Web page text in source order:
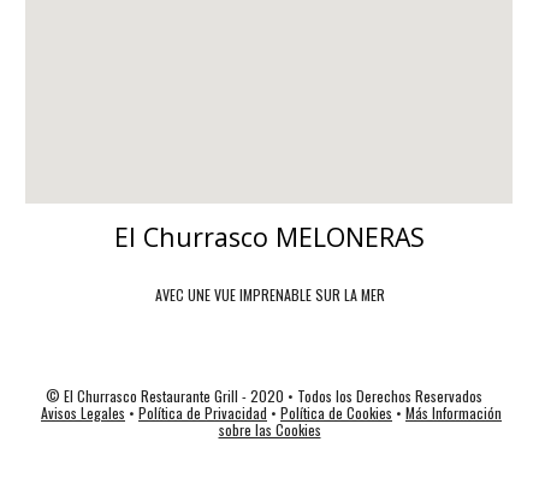
El Churrasco MELONERAS
AVEC UNE VUE IMPRENABLE SUR LA MER
© El Churrasco Restaurante Grill - 2020 • Todos los Derechos Reservados
Avisos Legales • Política de Privacidad • Política de Cookies • Más Información
sobre las Cookies